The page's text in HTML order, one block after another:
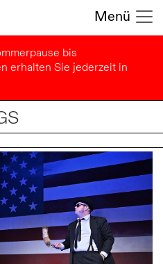
Menü
bis
erhalten Sie jederzeit in